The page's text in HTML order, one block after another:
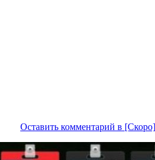
Оставить комментарий в